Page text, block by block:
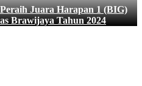
Juara Harapan 1 (BIG)
Brawijaya Tahun 2024